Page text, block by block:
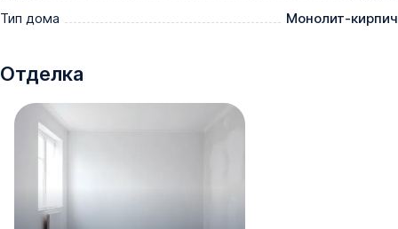
Тип дома
Монолит-кирпич
Отделка